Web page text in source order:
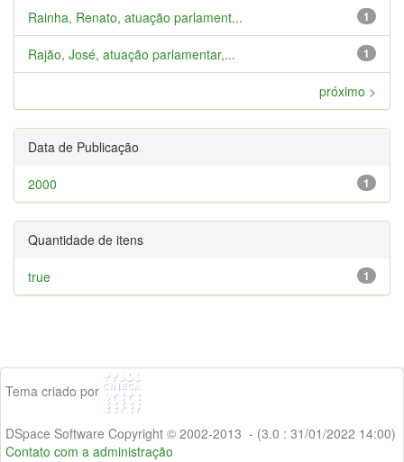
1
Rainha, Renato, atuação parlament...
1
Rajão, José, atuação parlamentar,...
próximo >
Data de Publicação
1
2000
Quantidade de itens
1
true
Tema criado por
DSpace Software Copyright © 2002-2013 - (3.0 : 31/01/2022 14:00)
Contato com a administração